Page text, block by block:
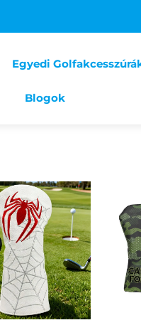
Egyedi
Blogok